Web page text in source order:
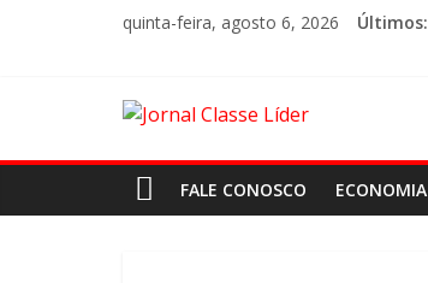
quinta-feira, agosto 6, 2026 Últimos:
FALE CONOSCO ECONOMIA